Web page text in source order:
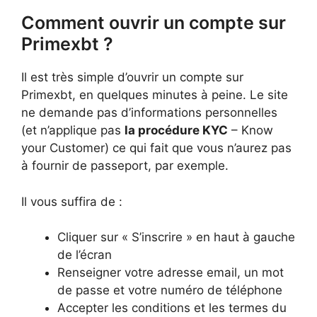
Comment ouvrir un compte sur
Primexbt ?
Il est très simple d’ouvrir un compte sur
Primexbt, en quelques minutes à peine. Le site
ne demande pas d’informations personnelles
(et n’applique pas la procédure KYC – Know
your Customer) ce qui fait que vous n’aurez pas
à fournir de passeport, par exemple.
Il vous suffira de :
Cliquer sur « S’inscrire » en haut à gauche
de l’écran
Renseigner votre adresse email, un mot
de passe et votre numéro de téléphone
Accepter les conditions et les termes du